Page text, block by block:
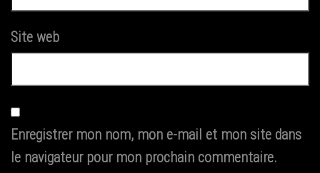
Site web
Enregistrer mon nom, mon e-mail et mon site dans
le navigateur pour mon prochain commentaire.